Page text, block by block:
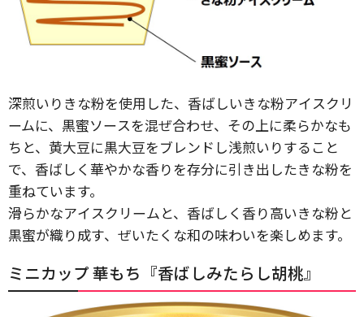
深煎いりきな粉を使用した、香ばしいきな粉アイスクリ
ームに、黒蜜ソースを混ぜ合わせ、その上に柔らかなも
ちと、黄大豆に黒大豆をブレンドし浅煎いりすること
で、香ばしく華やかな香りを存分に引き出したきな粉を
重ねています。
滑らかなアイスクリームと、香ばしく香り高いきな粉と
黒蜜が織り成す、ぜいたくな和の味わいを楽しめます。
ミニカップ 華もち『香ばしみたらし胡桃』